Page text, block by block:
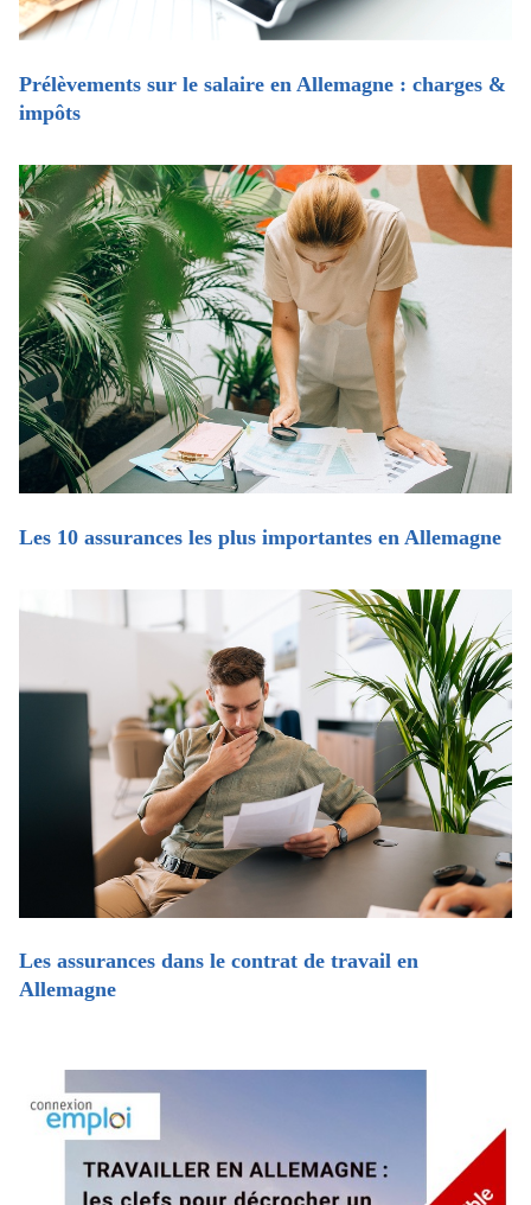
Prélèvements sur le salaire en Allemagne : charges &
impôts
Les 10 assurances les plus importantes en Allemagne
Les assurances dans le contrat de travail en
Allemagne